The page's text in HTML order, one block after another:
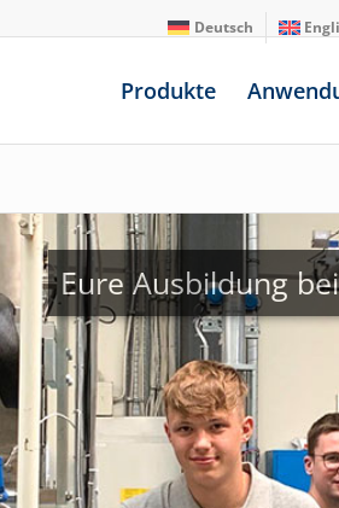
Deutsch
Produkte
Eure Ausbildung